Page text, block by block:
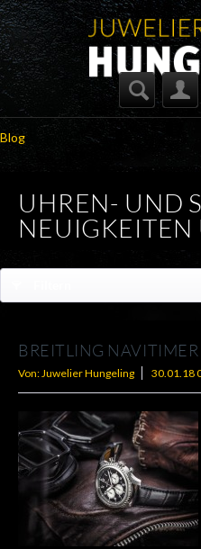
Blog
UHREN- UND
NEUIGKEITEN
BREITLING
Von: Juwelier Hungeling 30.01.18